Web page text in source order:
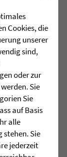
Cookies, die
unserer
sind,
oder zur
Sie
Sie
auf Basis
alle
stehen. Sie
jederzeit